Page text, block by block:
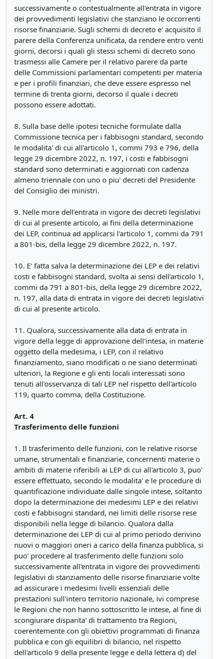
successivamente o contestualmente all'entrata in vigore
dei provvedimenti legislativi che stanziano le occorrenti
risorse finanziarie. Sugli schemi di decreto e' acquisito il
parere della Conferenza unificata, da rendere entro venti
giorni, decorsi i quali gli stessi schemi di decreto sono
trasmessi alle Camere per il relativo parere da parte
delle Commissioni parlamentari competenti per materia
e per i profili finanziari, che deve essere espresso nel
termine di trenta giorni, decorso il quale i decreti
possono essere adottati.
8. Sulla base delle ipotesi tecniche formulate dalla
Commissione tecnica per i fabbisogni standard, secondo
le modalita' di cui all'articolo 1, commi 793 e 796, della
legge 29 dicembre 2022, n. 197, i costi e fabbisogni
standard sono determinati e aggiornati con cadenza
almeno triennale con uno o piu' decreti del Presidente
del Consiglio dei ministri.
9. Nelle more dell'entrata in vigore dei decreti legislativi
di cui al presente articolo, ai fini della determinazione
dei LEP, continua ad applicarsi l'articolo 1, commi da 791
a 801-bis, della legge 29 dicembre 2022, n. 197.
10. E' fatta salva la determinazione dei LEP e dei relativi
costi e fabbisogni standard, svolta ai sensi dell'articolo 1,
commi da 791 a 801-bis, della legge 29 dicembre 2022,
n. 197, alla data di entrata in vigore dei decreti legislativi
di cui al presente articolo.
11. Qualora, successivamente alla data di entrata in
vigore della legge di approvazione dell'intesa, in materie
oggetto della medesima, i LEP, con il relativo
finanziamento, siano modificati o ne siano determinati
ulteriori, la Regione e gli enti locali interessati sono
tenuti all'osservanza di tali LEP nel rispetto dell'articolo
119, quarto comma, della Costituzione.
Art. 4
Trasferimento delle funzioni
1. Il trasferimento delle funzioni, con le relative risorse
umane, strumentali e finanziarie, concernenti materie o
ambiti di materie riferibili ai LEP di cui all'articolo 3, puo'
essere effettuato, secondo le modalita' e le procedure di
quantificazione individuate dalle singole intese, soltanto
dopo la determinazione dei medesimi LEP e dei relativi
costi e fabbisogni standard, nei limiti delle risorse rese
disponibili nella legge di bilancio. Qualora dalla
determinazione dei LEP di cui al primo periodo derivino
nuovi o maggiori oneri a carico della finanza pubblica, si
puo' procedere al trasferimento delle funzioni solo
successivamente all'entrata in vigore dei provvedimenti
legislativi di stanziamento delle risorse finanziarie volte
ad assicurare i medesimi livelli essenziali delle
prestazioni sull'intero territorio nazionale, ivi comprese
le Regioni che non hanno sottoscritto le intese, al fine di
scongiurare disparita' di trattamento tra Regioni,
coerentemente con gli obiettivi programmati di finanza
pubblica e con gli equilibri di bilancio, nel rispetto
dell'articolo 9 della presente legge e della lettera d) del